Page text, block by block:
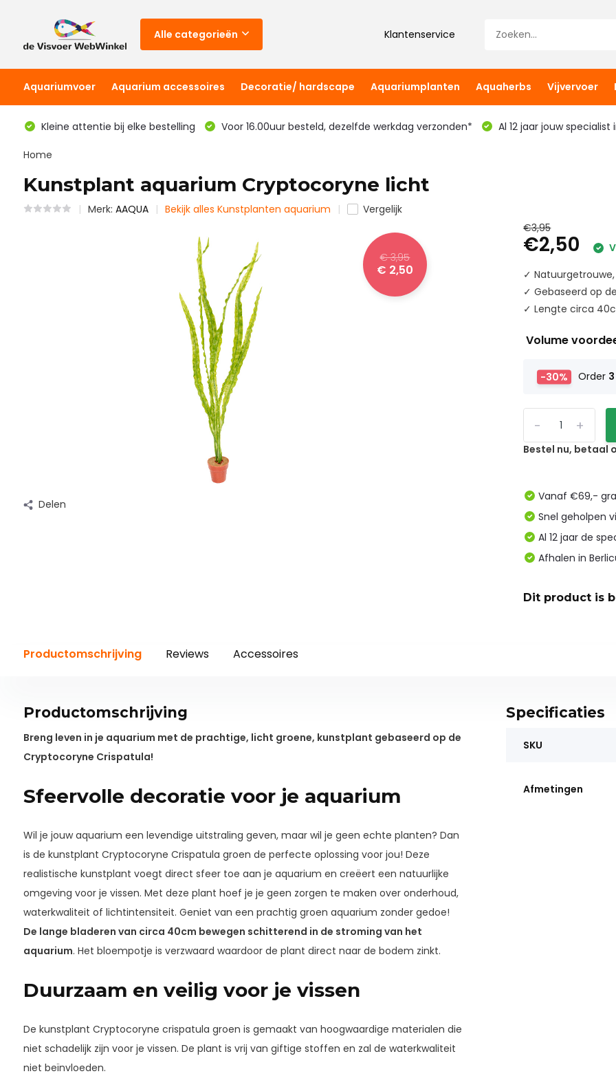
Alle categorieën Klantenservice
Aquariumvoer Aquarium accessoires Decoratie/ hardscape Aquariumplanten Aquaherbs Vijvervoer
Kleine attentie bij elke bestelling Voor 16.00uur besteld, dezelfde werkdag verzonden* Al 12 jaar jouw
Home
Kunstplant aquarium Cryptocoryne licht
Merk: AAQUA Bekijk alles Kunstplanten aquarium Vergelijk
€ 3,95
€ 2,50
Delen
€3,95
€2,50
✓
✓ Gebaseerd op
✓ Lengte circa
Volume
-30% Order 3
+
-
Bestel nu, betaal
Vanaf €69,-
Snel geholpen
Al 12 jaar de
Afhalen in
Dit product is
Productomschrijving Reviews Accessoires
Productomschrijving
Breng leven in je aquarium met de prachtige, licht groene, kunstplant gebaseerd op de
Cryptocoryne Crispatula!
Sfeervolle decoratie voor je aquarium
Wil je jouw aquarium een levendige uitstraling geven, maar wil je geen echte planten? Dan
is de kunstplant Cryptocoryne Crispatula groen de perfecte oplossing voor jou! Deze
realistische kunstplant voegt direct sfeer toe aan je aquarium en creëert een natuurlijke
omgeving voor je vissen. Met deze plant hoef je je geen zorgen te maken over onderhoud,
waterkwaliteit of lichtintensiteit. Geniet van een prachtig groen aquarium zonder gedoe!
De lange bladeren van circa 40cm bewegen schitterend in de stroming van het
aquarium. Het bloempotje is verzwaard waardoor de plant direct naar de bodem zinkt.
Duurzaam en veilig voor je vissen
De kunstplant Cryptocoryne crispatula groen is gemaakt van hoogwaardige materialen die
niet schadelijk zijn voor je vissen. De plant is vrij van giftige stoffen en zal de waterkwaliteit
niet beïnvloeden.
Specificaties
SKU
Afmetingen